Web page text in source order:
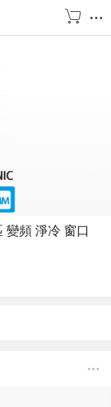
變頻 淨冷 窗口